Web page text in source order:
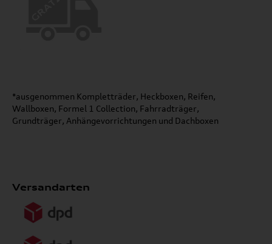
*ausgenommen Kompletträder, Heckboxen, Reifen,
Wallboxen, Formel 1 Collection, Fahrradträger,
Grundträger, Anhängevorrichtungen und Dachboxen
Versandarten